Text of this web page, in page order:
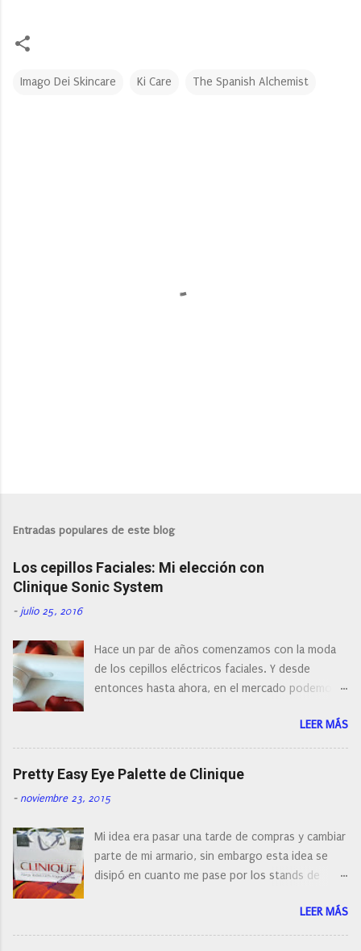
Imago Dei Skincare Ki Care The Spanish Alchemist
Entradas populares de este blog
Los cepillos Faciales: Mi elección con
Clinique Sonic System
- julio 25, 2016
Hace un par de años comenzamos con la moda
de los cepillos eléctricos faciales. Y desde
entonces hasta ahora, en el mercado podemos
con diferentes características, a pilas, a batería,
cepillos de rotación o de oscilación... y
naturalmente de todos los precios. Existe en la
actualidad tal variedad, que antes de hacer la
compra debemos de hacernos unas preguntas:
post os voy a dar mi opinión de porque elegí mi
cepillo facial de Clinique
LEER MÁS
Pretty Easy Eye Palette de Clinique
- noviembre 23, 2015
Mi idea era pasar una tarde de compras y cambiar
parte de mi armario, sin embargo esta idea se
disipó en cuanto me pase por los stands de
resistirse a esta paleta de colores de Clinique.
LEER MÁS